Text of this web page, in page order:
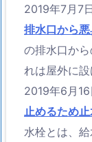
2019年7月7日
排水口から
の排水口か
れは屋外に
2019年6月16
止めるため
水栓とは、